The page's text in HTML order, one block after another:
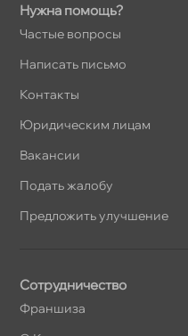
Нужна помощь?
Частые вопросы
Написать письмо
Контакты
Юридическим лицам
акансии
Подать жалобу
Предложить улучшение
Сотрудничество
Франшиза